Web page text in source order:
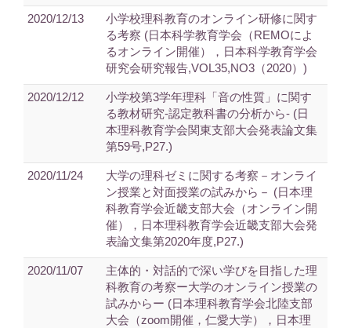
2020/12/13
小学校理科教育のオンライン研修に関す
る考察 (日本科学教育学会（REMOによ
るオンライン開催），日本科学教育学会
研究会研究報告,VOL35,NO3（2020）)
2020/12/12
小学校第3学年理科「音の性質」に関す
る教材研究-認定教科書の分析から- (日
本理科教育学会関東支部大会発表論文集
第59号,P27.)
2020/11/24
大学の理科ゼミに関する考察－オンライ
ン授業と対面授業の試みから－ (日本理
科教育学会近畿支部大会（オンライン開
催），日本理科教育学会近畿支部大会発
表論文集第2020年度,P27.)
2020/11/07
主体的・対話的で深い学びを目指した理
科教育の考察ー大学のオンライン授業の
試みからー (日本理科教育学会北陸支部
大会（zoom開催，仁愛大学），日本理